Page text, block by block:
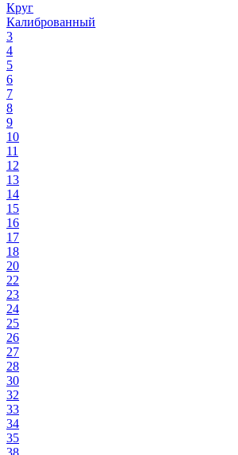
Круг
Калиброванный
3
4
5
6
7
8
9
10
11
12
13
14
15
16
17
18
20
22
23
24
25
26
27
28
30
32
33
34
35
38